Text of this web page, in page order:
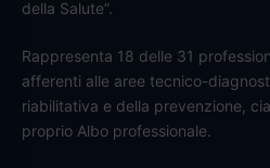
della Salute”.
Rappresenta 18 delle 31
afferenti alle aree tecnico-
riabilitativa e della prevenzione,
proprio Albo professionale.